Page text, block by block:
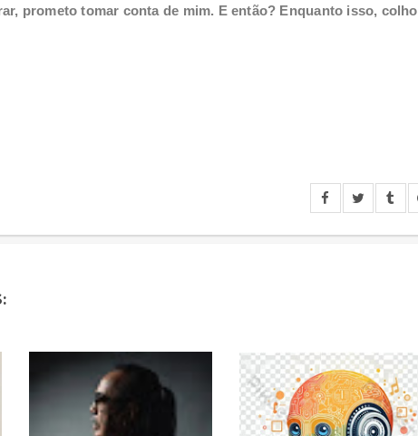
prometo tomar conta de mim. E então? Enquanto isso, colho